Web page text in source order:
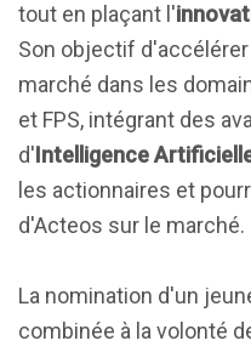
tout en plaçant l'
Son objectif
marché dans les
et FPS, intégrant des
d'Intelligence
les actionnaires et
d'Acteos sur le marché.
La nomination d'un
combinée à la volonté